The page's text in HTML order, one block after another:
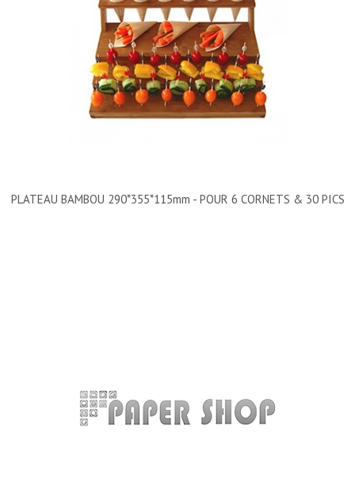
PLATEAU BAMBOU 290*355*115mm - POUR 6 CORNETS & 30 PICS